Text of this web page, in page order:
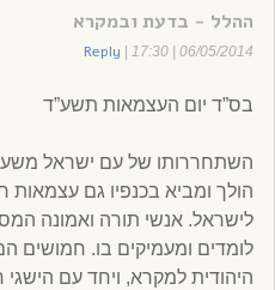
ההלל - בדעת ובמקרא
06/05/2014 | 17:30
Reply
בס”ד יום העצמאות תשע”ד
השתחררותו של עם ישראל
הולך ומביא בכנפיו גם עצמאות
לישראל. אנשי תורה ואמונה
לומדים ומעמיקים בו. חמושים
היהודית למקרא, ויחד עם